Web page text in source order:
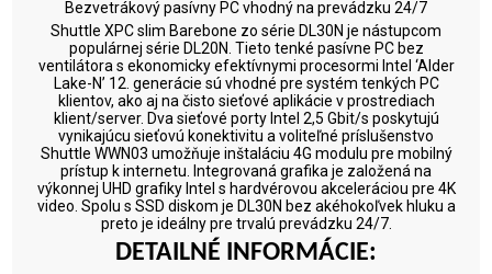
Bezvetrákový pasívny PC vhodný na prevádzku 24/7
Shuttle XPC slim Barebone zo série DL30N je nástupcom
populárnej série DL20N. Tieto tenké pasívne PC bez
ventilátora s ekonomicky efektívnymi procesormi Intel ‘Alder
Lake-N’ 12. generácie sú vhodné pre systém tenkých PC
klientov, ako aj na čisto sieťové aplikácie v prostrediach
klient/server. Dva sieťové porty Intel 2,5 Gbit/s poskytujú
vynikajúcu sieťovú konektivitu a voliteľné príslušenstvo
Shuttle WWN03 umožňuje inštaláciu 4G modulu pre mobilný
prístup k internetu. Integrovaná grafika je založená na
výkonnej UHD grafiky Intel s hardvérovou akceleráciou pre 4K
video. Spolu s SSD diskom je DL30N bez akéhokoľvek hluku a
preto je ideálny pre trvalú prevádzku 24/7.
DETAILNÉ INFORMÁCIE: